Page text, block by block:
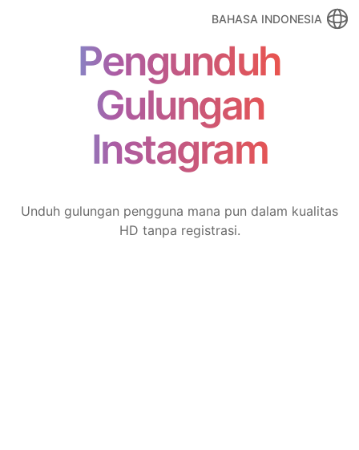
BAHASA INDONESIA
Pengunduh
Gulungan
Instagram
Unduh gulungan pengguna mana pun dalam kualitas
HD tanpa registrasi.